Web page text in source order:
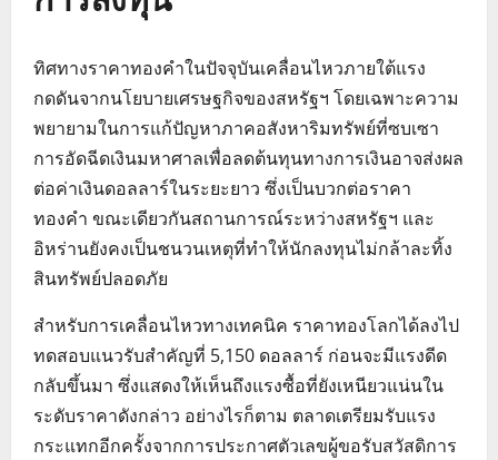
ทิศทางราคาทองคำในปัจจุบันเคลื่อนไหวภายใต้แรง
กดดันจากนโยบายเศรษฐกิจของสหรัฐฯ โดยเฉพาะความ
พยายามในการแก้ปัญหาภาคอสังหาริมทรัพย์ที่ซบเซา
การอัดฉีดเงินมหาศาลเพื่อลดต้นทุนทางการเงินอาจส่งผล
ต่อค่าเงินดอลลาร์ในระยะยาว ซึ่งเป็นบวกต่อราคา
ทองคำ ขณะเดียวกันสถานการณ์ระหว่างสหรัฐฯ และ
อิหร่านยังคงเป็นชนวนเหตุที่ทำให้นักลงทุนไม่กล้าละทิ้ง
สินทรัพย์ปลอดภัย
สำหรับการเคลื่อนไหวทางเทคนิค ราคาทองโลกได้ลงไป
ทดสอบแนวรับสำคัญที่ 5,150 ดอลลาร์ ก่อนจะมีแรงดีด
กลับขึ้นมา ซึ่งแสดงให้เห็นถึงแรงซื้อที่ยังเหนียวแน่นใน
ระดับราคาดังกล่าว อย่างไรก็ตาม ตลาดเตรียมรับแรง
กระแทกอีกครั้งจากการประกาศตัวเลขผู้ขอรับสวัสดิการ